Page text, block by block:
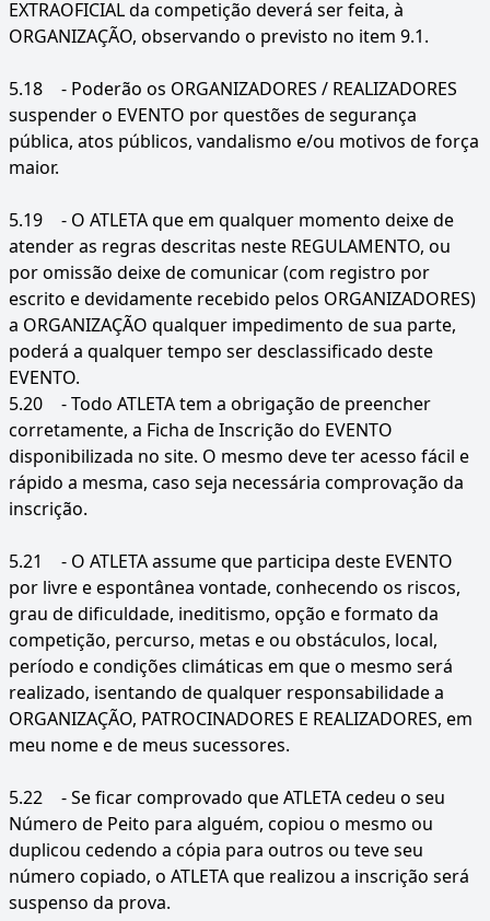
EXTRAOFICIAL da competição deverá ser feita, à
ORGANIZAÇÃO, observando o previsto no item 9.1.
5.18
- Poderão os ORGANIZADORES / REALIZADORES
suspender o EVENTO por questões de segurança
pública, atos públicos, vandalismo e/ou motivos de força
maior.
5.19
- O ATLETA que em qualquer momento deixe de
atender as regras descritas neste REGULAMENTO, ou
por omissão deixe de comunicar (com registro por
escrito e devidamente recebido pelos ORGANIZADORES)
a ORGANIZAÇÃO qualquer impedimento de sua parte,
poderá a qualquer tempo ser desclassificado deste
EVENTO.
5.20
- Todo ATLETA tem a obrigação de preencher
corretamente, a Ficha de Inscrição do EVENTO
disponibilizada no site. O mesmo deve ter acesso fácil e
rápido a mesma, caso seja necessária comprovação da
inscrição.
5.21
- O ATLETA assume que participa deste EVENTO
por livre e espontânea vontade, conhecendo os riscos,
grau de dificuldade, ineditismo, opção e formato da
competição, percurso, metas e ou obstáculos, local,
período e condições climáticas em que o mesmo será
realizado, isentando de qualquer responsabilidade a
ORGANIZAÇÃO, PATROCINADORES E REALIZADORES, em
meu nome e de meus sucessores.
5.22
- Se ficar comprovado que ATLETA cedeu o seu
Número de Peito para alguém, copiou o mesmo ou
duplicou cedendo a cópia para outros ou teve seu
número copiado, o ATLETA que realizou a inscrição será
suspenso da prova.